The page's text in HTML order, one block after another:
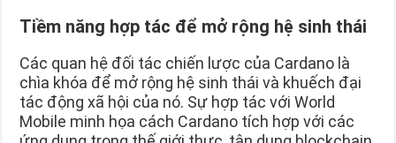
Tiềm năng hợp tác để mở rộng hệ sinh thái
Các quan hệ đối tác chiến lược của Cardano là
chìa khóa để mở rộng hệ sinh thái và khuếch đại
tác động xã hội của nó. Sự hợp tác với World
Mobile minh họa cách Cardano tích hợp với các